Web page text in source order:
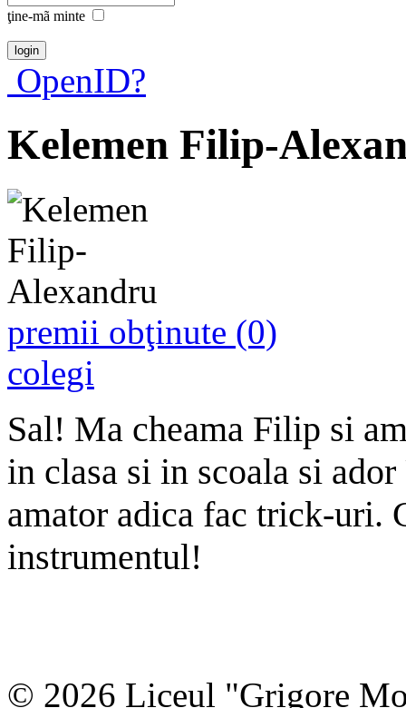
ţine-mã minte
OpenID?
Kelemen Filip-
premii obţinute (0)
colegi
Sal! Ma cheama Filip si
in clasa si in scoala si
amator adica fac trick-uri.
instrumentul!
© 2026 Liceul "Grigore